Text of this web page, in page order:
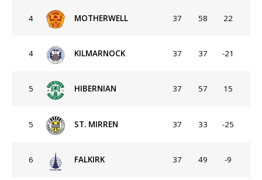
4 MOTHERWELL 37 58 22
4 KILMARNOCK 37 37 -21
5 HIBERNIAN 37 57 15
5 ST. MIRREN 37 33 -25
6 FALKIRK 37 49 -9